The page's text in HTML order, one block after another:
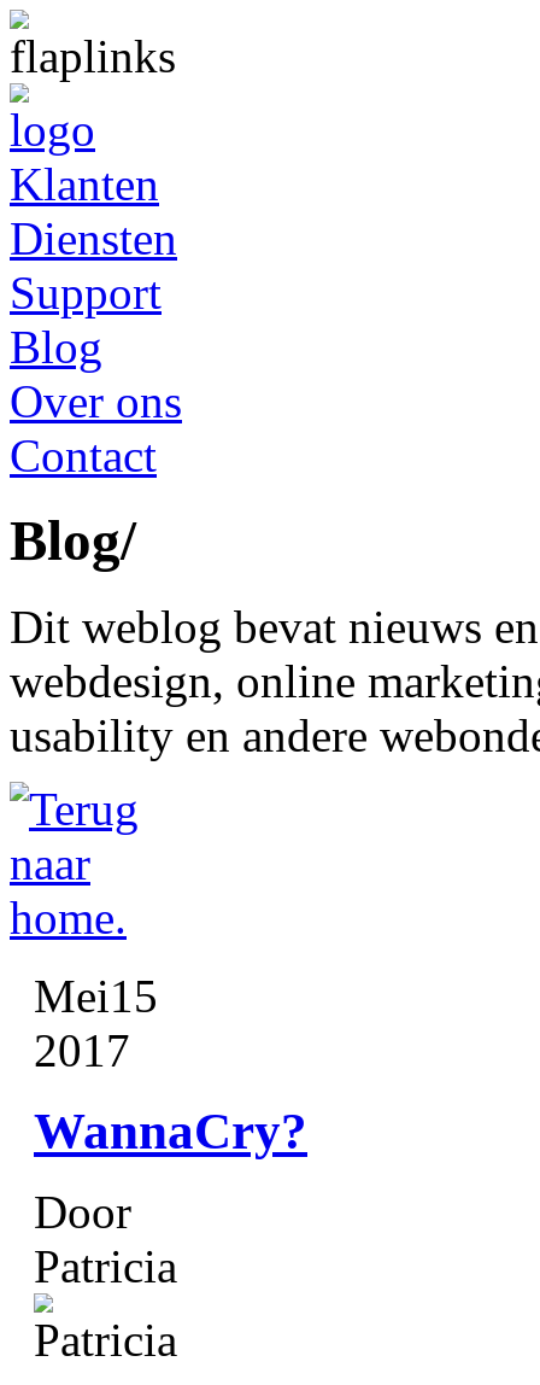
Klanten
Diensten
Support
Blog
Over ons
Contact
Blog/
Dit weblog bevat nieuws
webdesign, online
usability en andere
Mei15
2017
WannaCry?
Door
Patricia